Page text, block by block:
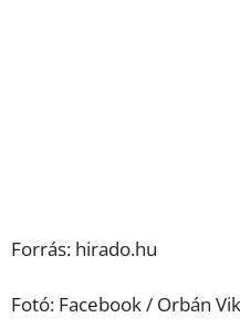
Forrás: hirado.hu
Fotó: Facebook / Orbán